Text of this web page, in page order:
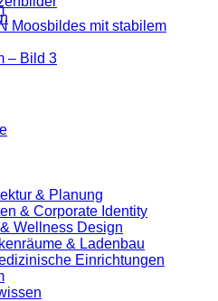
& Planung
& Corporate Identity
Wellness Design
& Ladenbau
Einrichtungen